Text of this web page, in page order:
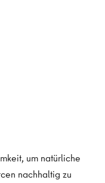
um natürliche
nachhaltig zu